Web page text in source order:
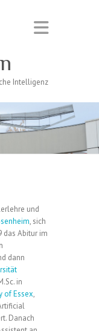
Intelligenz
und
, sich
das Abitur im
dann
in
of Essex,
Danach